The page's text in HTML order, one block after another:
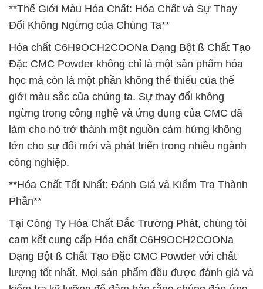
**Thế Giới Màu Hóa Chất: Hóa Chất và Sự Thay
Đổi Không Ngừng của Chúng Ta**
Hóa chất C6H9OCH2COONa Dạng Bột ß Chất Tạo
Đặc CMC Powder không chỉ là một sản phẩm hóa
học mà còn là một phần không thể thiếu của thế
giới màu sắc của chúng ta. Sự thay đổi không
ngừng trong công nghệ và ứng dụng của CMC đã
làm cho nó trở thành một nguồn cảm hứng không
lớn cho sự đổi mới và phát triển trong nhiều ngành
công nghiệp.
**Hóa Chất Tốt Nhất: Đánh Giá và Kiểm Tra Thành
Phần**
Tại Công Ty Hóa Chất Đắc Trường Phát, chúng tôi
cam kết cung cấp Hóa chất C6H9OCH2COONa
Dạng Bột ß Chất Tạo Đặc CMC Powder với chất
lượng tốt nhất. Mọi sản phẩm đều được đánh giá và